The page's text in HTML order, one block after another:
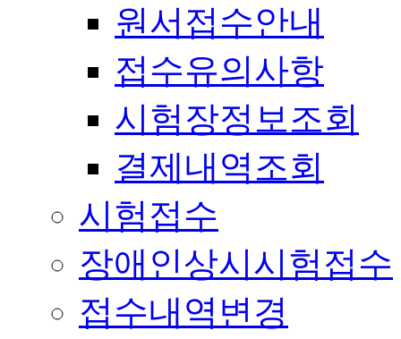
원서접수안내
접수유의사항
시험장정보조회
결제내역조회
시험접수
장애인상시시험접수
접수내역변경